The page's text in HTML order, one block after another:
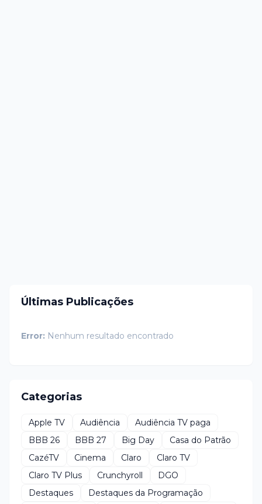
Últimas Publicações
Error: Nenhum resultado encontrado
Categorias
Apple TV Audiência
Audiência TV paga
BBB 26
BBB 27 Big Day
Casa do Patrão
CazéTV
Cinema Claro
Claro TV
Claro TV Plus
Crunchyroll
DGO
Destaques
Destaques da Programação